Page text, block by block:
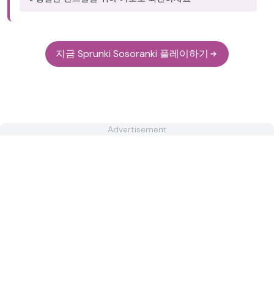
지금 Sprunki Sosoranki 플레이하기
Advertisement